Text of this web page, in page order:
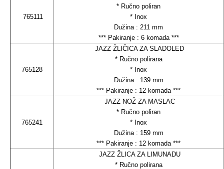
765111
* Ručno poliran
* Inox
Dužina : 211 mm
*** Pakiranje : 6 komada ***
765128
JAZZ ŽLIČICA ZA SLADOLED
* Ručno polirana
* Inox
Dužina : 139 mm
*** Pakiranje : 12 komada ***
765241
JAZZ NOŽ ZA MASLAC
* Ručno poliran
* Inox
Dužina : 159 mm
*** Pakiranje : 12 komada ***
JAZZ ŽLICA ZA LIMUNADU
* Ručno polirana